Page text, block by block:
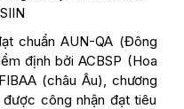
chuẩn AUN-QA (Đông
định bởi ACBSP (Hoa
(châu Âu), chương
công nhận đạt tiêu